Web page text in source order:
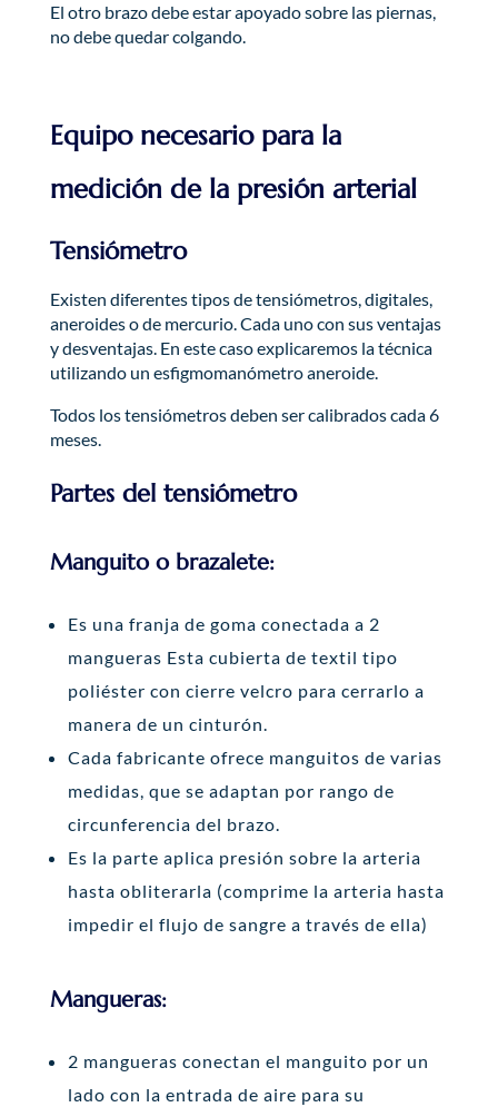
El otro brazo debe estar apoyado sobre las piernas,
no debe quedar colgando.
Equipo necesario para la
medición de la presión arterial
Tensiómetro
Existen diferentes tipos de tensiómetros, digitales,
aneroides o de mercurio. Cada uno con sus ventajas
y desventajas. En este caso explicaremos la técnica
utilizando un esfigmomanómetro aneroide.
Todos los tensiómetros deben ser calibrados cada 6
meses.
Partes del tensiómetro
Manguito o brazalete:
Es una franja de goma conectada a 2
mangueras Esta cubierta de textil tipo
poliéster con cierre velcro para cerrarlo a
manera de un cinturón.
Cada fabricante ofrece manguitos de varias
medidas, que se adaptan por rango de
circunferencia del brazo.
Es la parte aplica presión sobre la arteria
hasta obliterarla (comprime la arteria hasta
impedir el flujo de sangre a través de ella)
Mangueras:
2 mangueras conectan el manguito por un
lado con la entrada de aire para su